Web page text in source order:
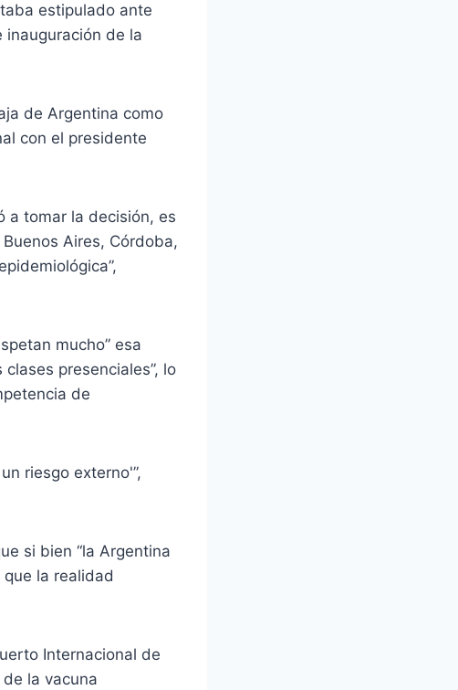
estipulado ante
inauguración de la
de Argentina como
con el presidente
a tomar la decisión, es
Aires, Córdoba,
mucho” esa
presenciales”, lo
de
riesgo externo'”,
si bien “la Argentina
la realidad
Internacional de
la vacuna